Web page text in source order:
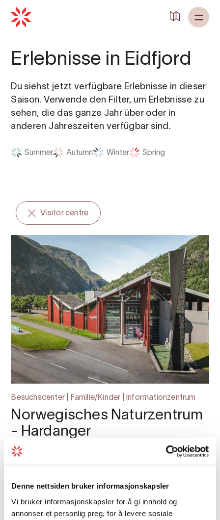
Denne nettsiden bruker informasjonskapsler
Vi bruker informasjonskapsler for å gi innhold og
annonser et personlig preg, for å levere sosiale
Erlebnisse in Eidfjord
Du siehst jetzt verfügbare Erlebnisse in dieser
Saison. Verwende den Filter, um Erlebnisse zu
sehen, die das ganze Jahr über oder in
anderen Jahreszeiten verfügbar sind.
Summer Autumn Winter Spring
Visitor centre
Besuchscenter | Familie/Kinder | Informationzentrum
Norwegisches Naturzentrum
- Hardanger
Das Norwegische Naturzentrum Hardanger
Eidfjord.